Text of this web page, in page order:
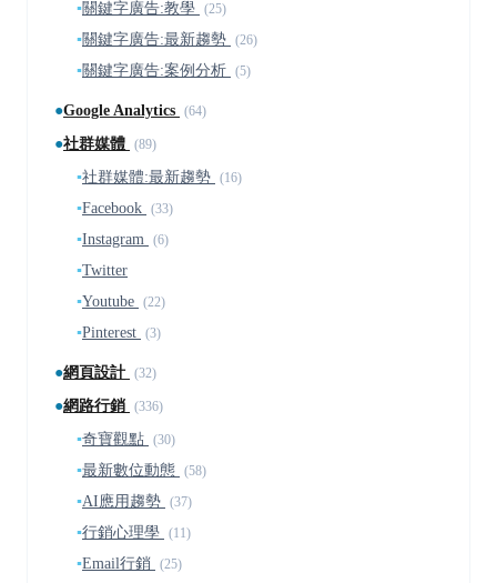
▪關鍵字廣告:教學 (25)
▪關鍵字廣告:最新趨勢 (26)
▪關鍵字廣告:案例分析 (5)
●Google Analytics (64)
●社群媒體 (89)
▪社群媒體:最新趨勢 (16)
▪Facebook (33)
▪Instagram (6)
▪Twitter
▪Youtube (22)
▪Pinterest (3)
●網頁設計 (32)
●網路行銷 (336)
▪奇寶觀點 (30)
▪最新數位動態 (58)
▪AI應用趨勢 (37)
▪行銷心理學 (11)
▪Email行銷 (25)